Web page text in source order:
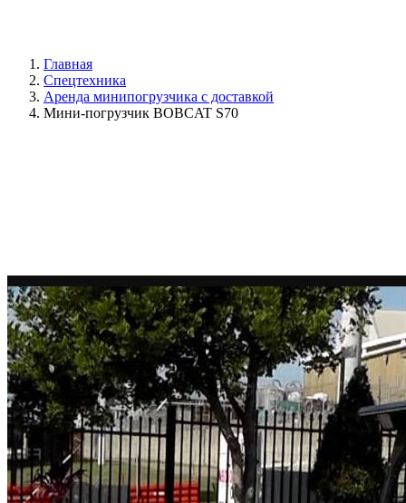
Главная
Спецтехника
Аренда минипогрузчика с доставкой
Мини-погрузчик BOBCAT S70